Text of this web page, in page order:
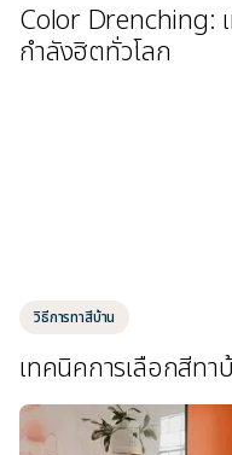
Color Drenching:
กำลังฮิตทั่วโลก
วิธีการทาสีบ้าน
เทคนิคการเลือกสีทา